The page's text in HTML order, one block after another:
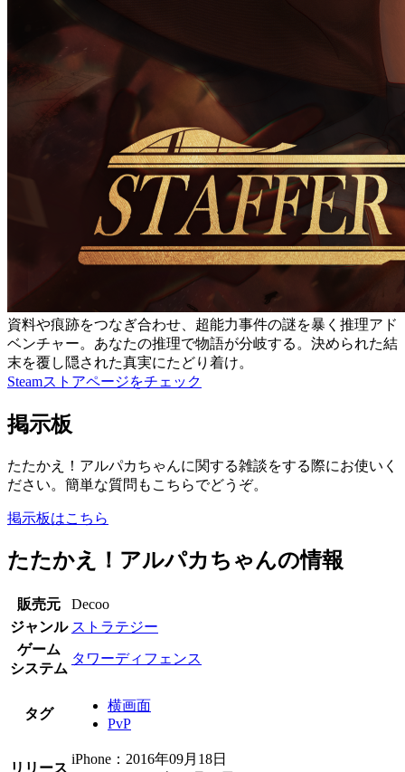
資料や痕跡をつなぎ合わせ、超能力事件の謎を暴く推理アド
ベンチャー。あなたの推理で物語が分岐する。決められた結
末を覆し隠された真実にたどり着け。
Steamストアページをチェック
掲示板
たたかえ！アルパカちゃんに関する雑談をする際にお使いく
ださい。簡単な質問もこちらでどうぞ。
掲示板はこちら
たたかえ！アルパカちゃんの情報
販売元
Decoo
ジャンル ストラテジー
ゲーム
システム
タワーディフェンス
タグ
横画面
PvP
リリース
iPhone：2016年09月18日